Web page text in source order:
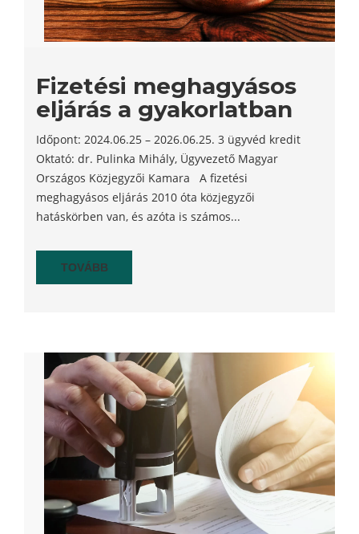
Fizetési meghagyásos
eljárás a gyakorlatban
Időpont: 2024.06.25 – 2026.06.25. 3 ügyvéd kredit
Oktató: dr. Pulinka Mihály, Ügyvezető Magyar
Országos Közjegyzői Kamara A fizetési
meghagyásos eljárás 2010 óta közjegyzői
hatáskörben van, és azóta is számos...
TOVÁBB